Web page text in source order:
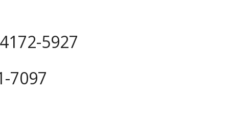
5927
7097